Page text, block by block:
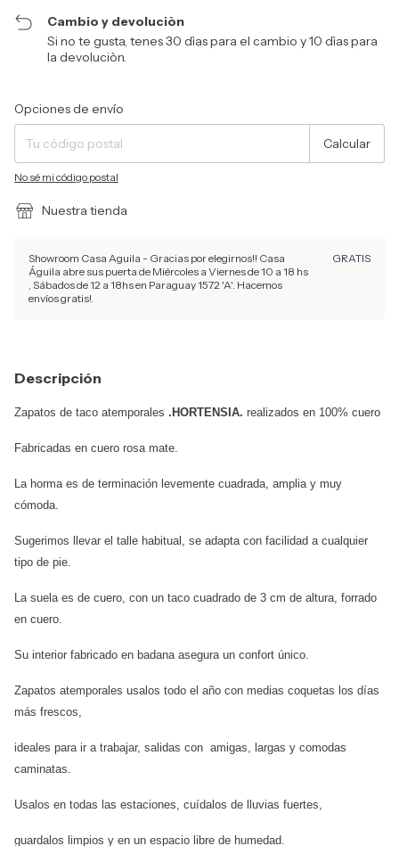
Cambio y devoluciòn
Si no te gusta, tenes 30 dìas para el cambio y 10 dìas para
la devoluciòn.
Entregas para el CP:
Opciones de envío
Calcular
No sé mi código postal
Nuestra tienda
Showroom Casa Aguila - Gracias por elegirnos!! Casa
Águila abre sus puerta de Miércoles a Viernes de 10 a 18 hs
, Sábados de 12 a 18hs en Paraguay 1572 'A'. Hacemos
envíos gratis!.
GRATIS
Descripción
Zapatos de taco atemporales .HORTENSIA. realizados en 100% cuero
Fabricadas en cuero rosa mate.
La horma es de terminación levemente cuadrada, amplia y muy
cómoda.
Sugerimos llevar el talle habitual, se adapta con facilidad a cualquier
tipo de pie.
La suela es de cuero, con un taco cuadrado de 3 cm de altura, forrado
en cuero.
Su interior fabricado en badana asegura un confort único.
Zapatos atemporales usalos todo el año con medias coquetas los días
más frescos,
ideales para ir a trabajar, salidas con amigas, largas y comodas
caminatas.
Usalos en todas las estaciones, cuídalos de lluvias fuertes,
guardalos limpios y en un espacio libre de humedad.